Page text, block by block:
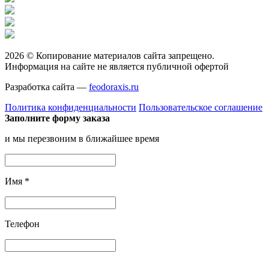
2026 © Копирование материалов сайта запрещено.
Информация на сайте не является публичной офертой
Разработка сайта — feodoraxis.ru
Политика конфиденциальности Пользовательское соглашение
Заполните форму заказа
и мы перезвоним в ближайшее время
Имя *
Телефон